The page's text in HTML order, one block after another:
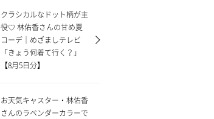
クラシカルなドット柄が主
役♡ 林佑香さんの甘め夏
コーデ｜めざましテレビ
「きょう何着て行く？」
【8月5日分】
お天気キャスター・林佑香
さんのラベンダーカラーで